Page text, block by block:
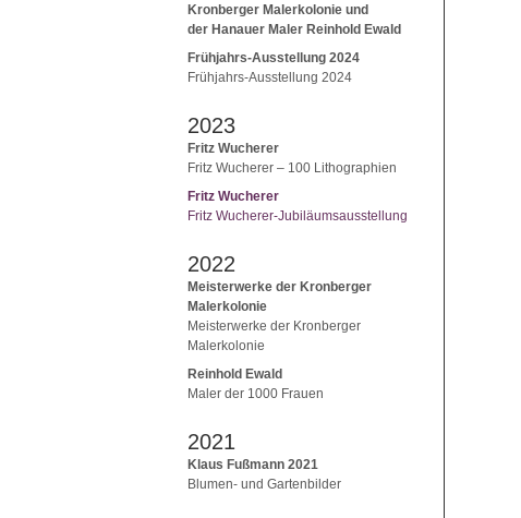
Kronberger Malerkolonie und
der Hanauer Maler Reinhold Ewald
Frühjahrs-Ausstellung 2024
Frühjahrs-Ausstellung 2024
2023
Fritz Wucherer
Fritz Wucherer – 100 Lithographien
Fritz Wucherer
Fritz Wucherer-Jubiläumsausstellung
2022
Meisterwerke der Kronberger
Malerkolonie
Meisterwerke der Kronberger
Malerkolonie
Reinhold Ewald
Maler der 1000 Frauen
2021
Klaus Fußmann 2021
Blumen- und Gartenbilder